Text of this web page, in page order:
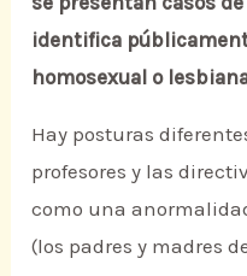
identifica
homosexual o
Hay posturas
profesores y las
como una
(los padres y madres